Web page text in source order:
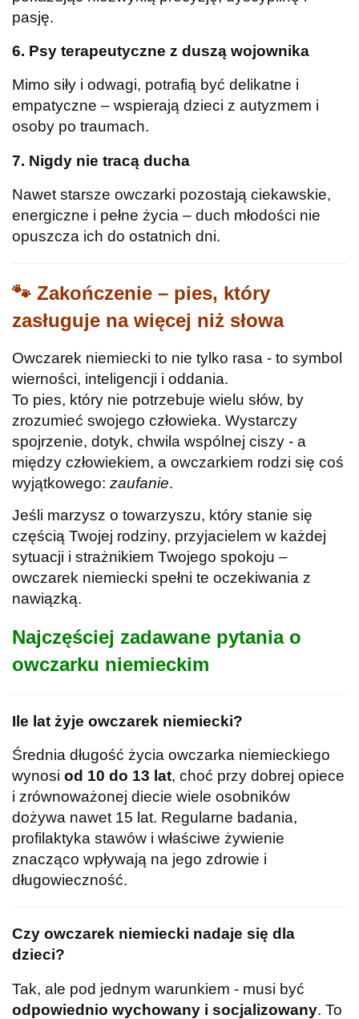
pasję.
6. Psy terapeutyczne z duszą wojownika
Mimo siły i odwagi, potrafią być delikatne i
empatyczne – wspierają dzieci z autyzmem i
osoby po traumach.
7. Nigdy nie tracą ducha
Nawet starsze owczarki pozostają ciekawskie,
energiczne i pełne życia – duch młodości nie
opuszcza ich do ostatnich dni.
🐾 Zakończenie – pies, który
zasługuje na więcej niż słowa
Owczarek niemiecki to nie tylko rasa - to symbol
wierności, inteligencji i oddania.
To pies, który nie potrzebuje wielu słów, by
zrozumieć swojego człowieka. Wystarczy
spojrzenie, dotyk, chwila wspólnej ciszy - a
między człowiekiem, a owczarkiem rodzi się coś
wyjątkowego: zaufanie.
Jeśli marzysz o towarzyszu, który stanie się
częścią Twojej rodziny, przyjacielem w każdej
sytuacji i strażnikiem Twojego spokoju –
owczarek niemiecki spełni te oczekiwania z
nawiązką.
Najczęściej zadawane pytania o
owczarku niemieckim
Ile lat żyje owczarek niemiecki?
Średnia długość życia owczarka niemieckiego
wynosi od 10 do 13 lat, choć przy dobrej opiece
i zrównoważonej diecie wiele osobników
dożywa nawet 15 lat. Regularne badania,
profilaktyka stawów i właściwe żywienie
znacząco wpływają na jego zdrowie i
długowieczność.
Czy owczarek niemiecki nadaje się dla
dzieci?
Tak, ale pod jednym warunkiem - musi być
odpowiednio wychowany i socjalizowany. To